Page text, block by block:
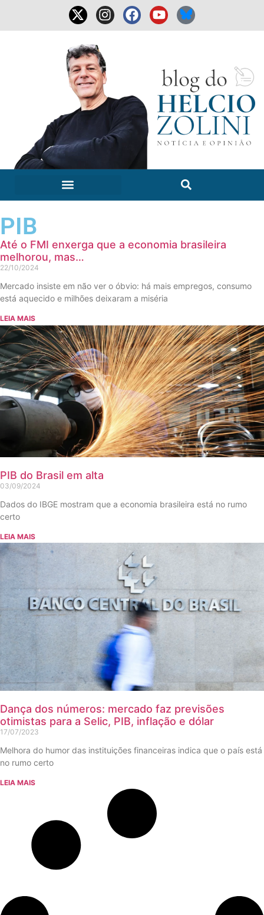
PIB
Até o FMI enxerga que a economia brasileira
melhorou, mas…
22/10/2024
Mercado insiste em não ver o óbvio: há mais empregos, consumo
está aquecido e milhões deixaram a miséria
LEIA MAIS
PIB do Brasil em alta
03/09/2024
Dados do IBGE mostram que a economia brasileira está no rumo
certo
LEIA MAIS
Dança dos números: mercado faz previsões
otimistas para a Selic, PIB, inflação e dólar
17/07/2023
Melhora do humor das instituições financeiras indica que o país está
no rumo certo
LEIA MAIS